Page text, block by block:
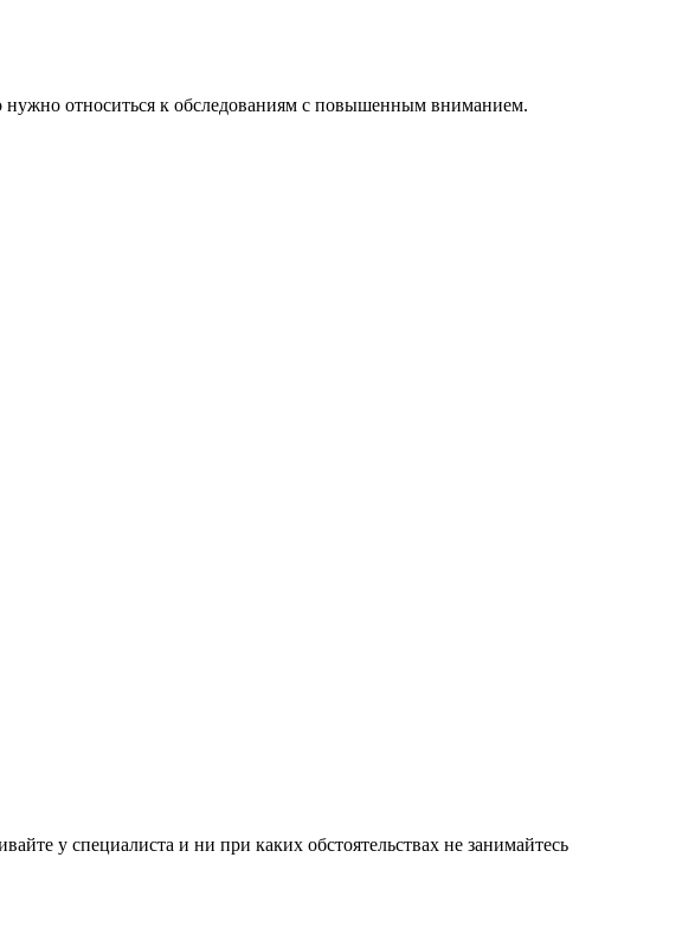
нужно относиться к обследованиям с повышенным вниманием.
у специалиста и ни при каких обстоятельствах не занимайтесь